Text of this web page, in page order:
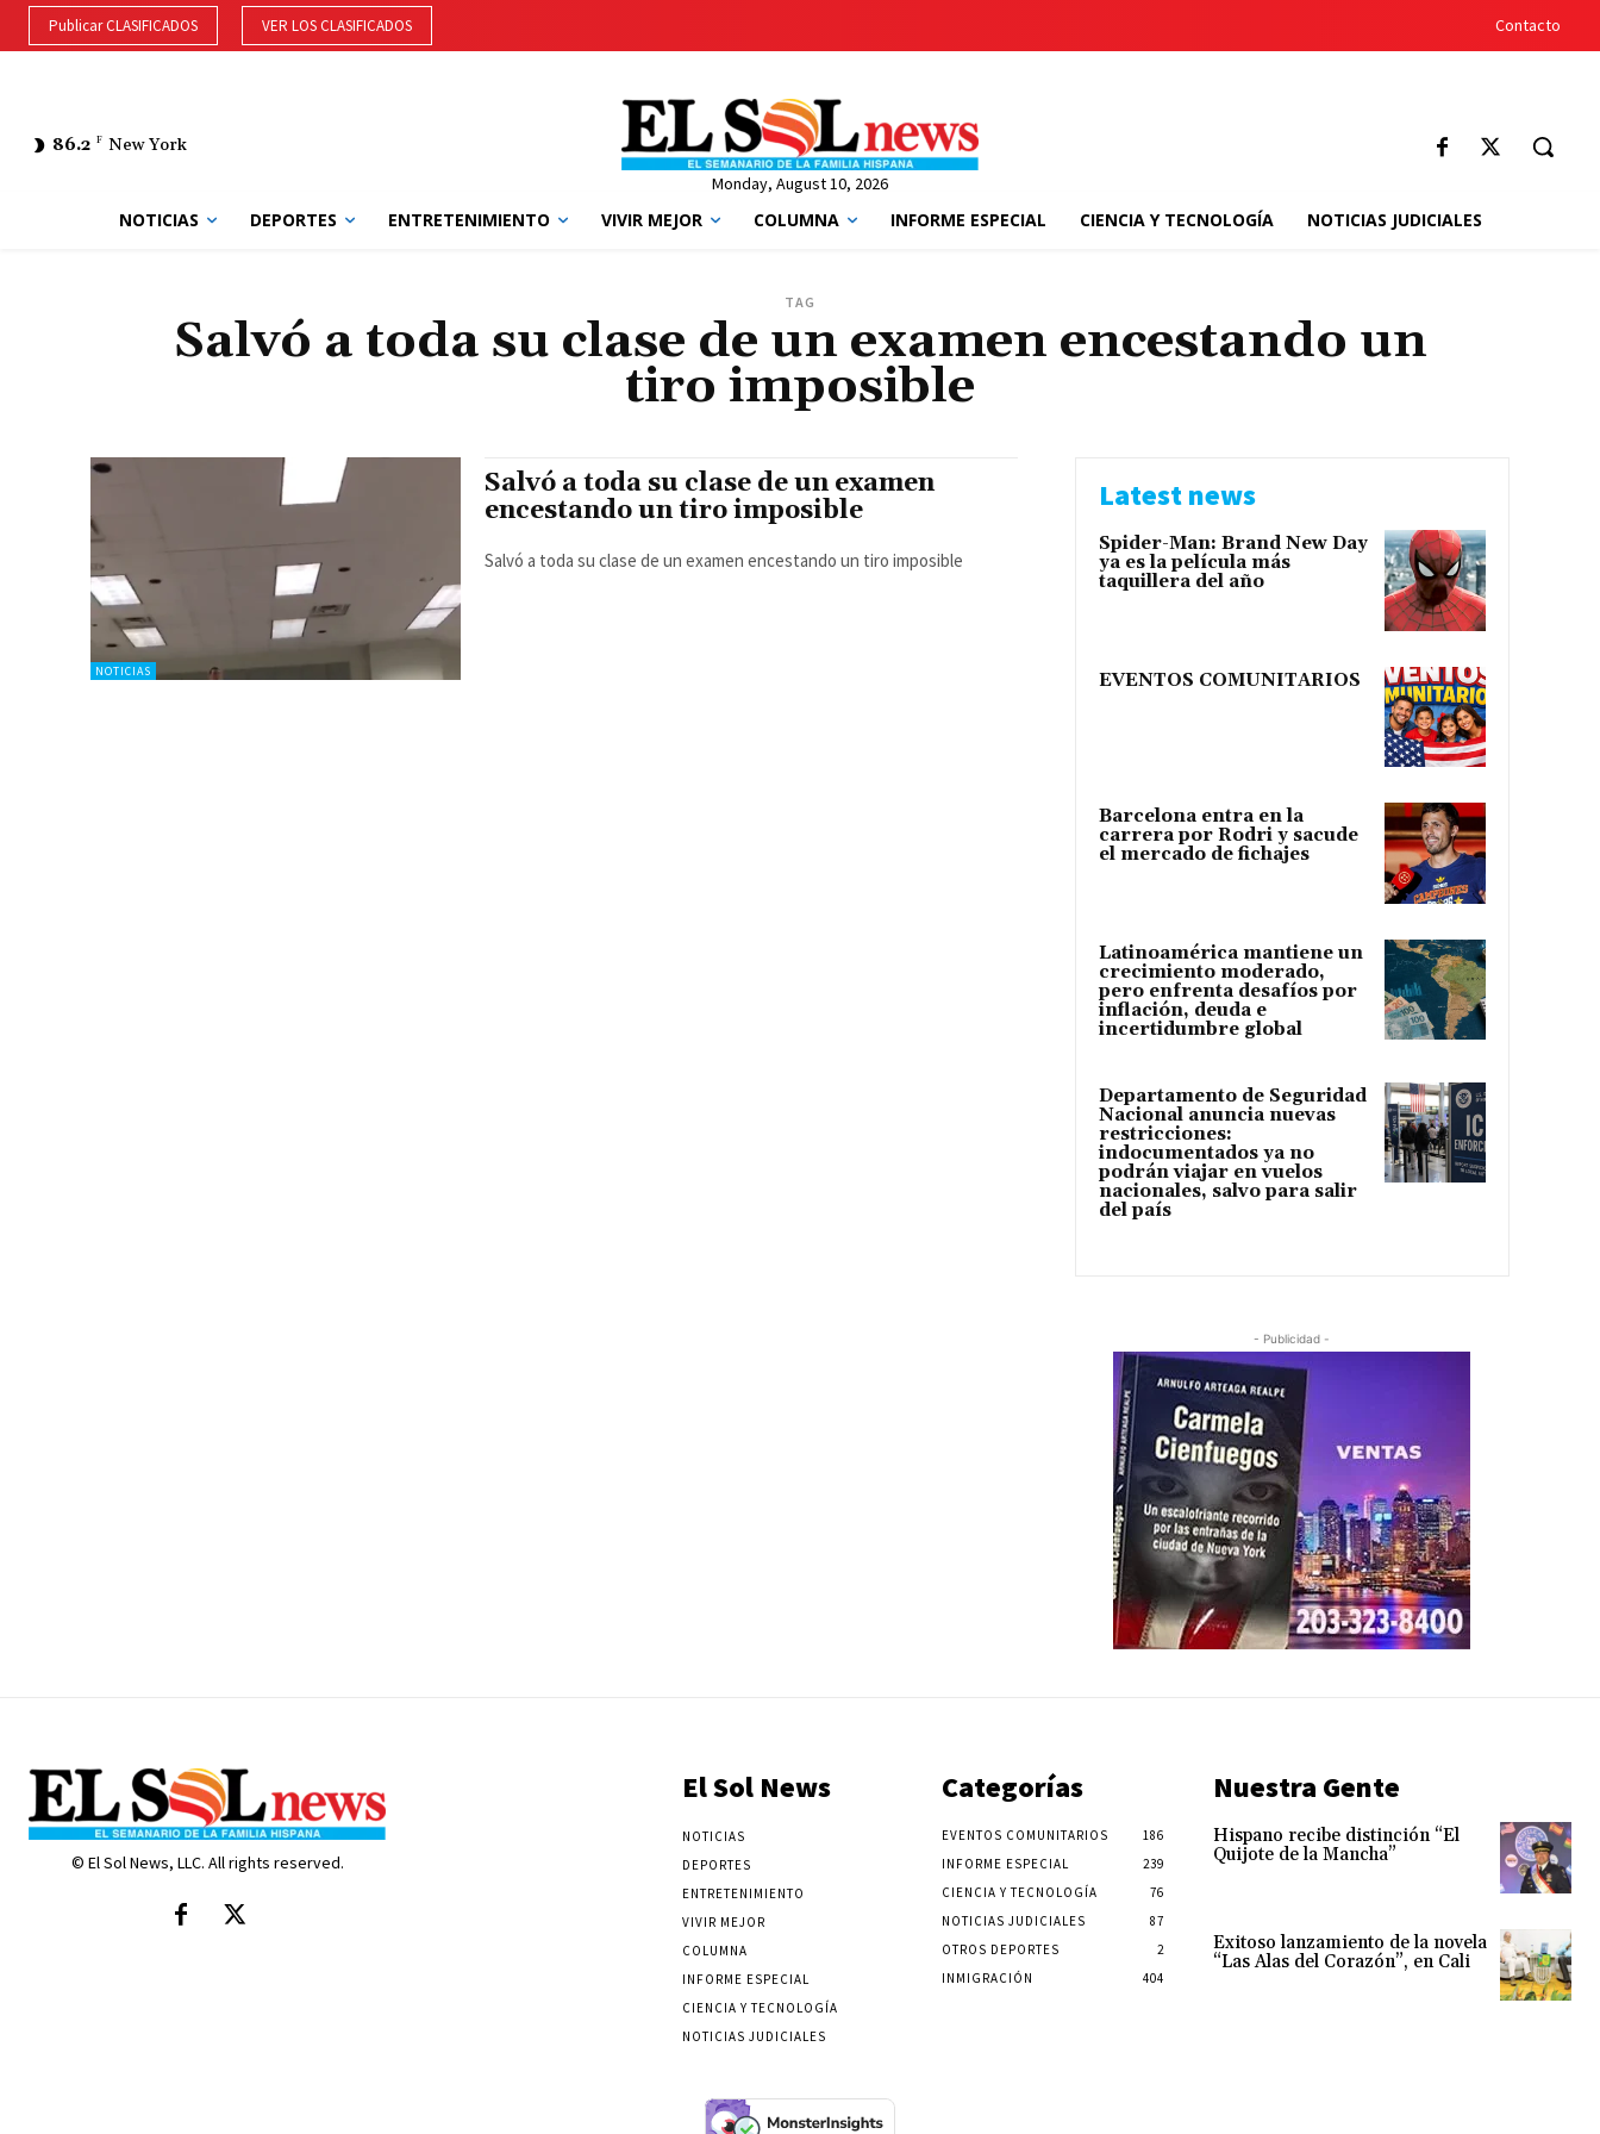
Publicar CLASIFICADOS VER LOS CLASIFICADOS Contacto
86.2 F New York
Monday, August 10, 2026
NOTICIAS DEPORTES ENTRETENIMIENTO VIVIR MEJOR COLUMNA INFORME ESPECIAL CIENCIA Y TECNOLOGÍA NOTICIAS JUDICIALES
TAG
Salvó a toda su clase de un examen encestando un
tiro imposible
NOTICIAS
Salvó a toda su clase de un examen
encestando un tiro imposible
Salvó a toda su clase de un examen encestando un tiro imposible
Latest news
Spider-Man: Brand New Day
ya es la película más
taquillera del año
EVENTOS COMUNITARIOS
Barcelona entra en la
carrera por Rodri y sacude
el mercado de fichajes
Latinoamérica mantiene un
crecimiento moderado,
pero enfrenta desafíos por
inflación, deuda e
incertidumbre global
Departamento de Seguridad
Nacional anuncia nuevas
restricciones:
indocumentados ya no
podrán viajar en vuelos
nacionales, salvo para salir
del país
- Publicidad -
© El Sol News, LLC. All rights reserved.
El Sol News
NOTICIAS
DEPORTES
ENTRETENIMIENTO
VIVIR MEJOR
COLUMNA
INFORME ESPECIAL
CIENCIA Y TECNOLOGÍA
NOTICIAS JUDICIALES
Categorías
EVENTOS COMUNITARIOS
186
INFORME ESPECIAL
239
CIENCIA Y TECNOLOGÍA
76
NOTICIAS JUDICIALES
87
OTROS DEPORTES
2
INMIGRACIÓN
404
Nuestra Gente
Hispano recibe distinción “El
Quijote de la Mancha”
Exitoso lanzamiento de la novela
“Las Alas del Corazón”, en Cali